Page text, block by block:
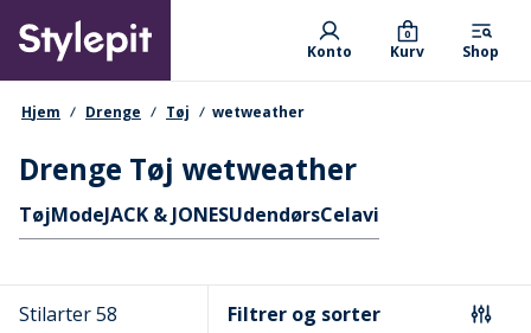
main
content
Primary departments
Konto Kurv
0
Shop
navigationssti
Hjem Drenge Tøj wetweather
Drenge Tøj wetweather
Hurtige links
TøjModeJACK & JONESUdendørsCelavi
Stilarter 58 Filtrer og sorter